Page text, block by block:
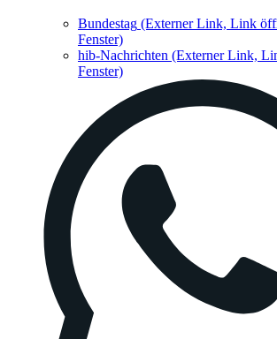
Bundestag (Externer Link, Link
Fenster)
hib-Nachrichten (Externer Link,
Fenster)